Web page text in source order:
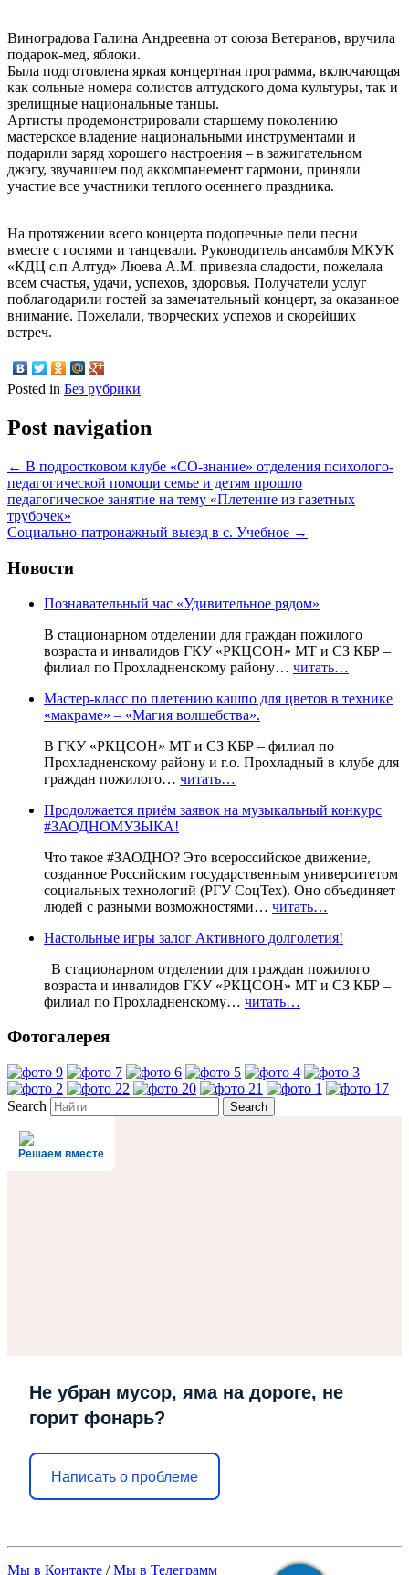
Виноградова Галина Андреевна от союза Ветеранов, вручила
подарок-мед, яблоки.
Была подготовлена яркая концертная программа, включающая
как сольные номера солистов алтудского дома культуры, так и
зрелищные национальные танцы.
Артисты продемонстрировали старшему поколению
мастерское владение национальными инструментами и
подарили заряд хорошего настроения – в зажигательном
джэгу, звучавшем под аккомпанемент гармони, приняли
участие все участники теплого осеннего праздника.
На протяжении всего концерта подопечные пели песни
вместе с гостями и танцевали. Руководитель ансамбля МКУК
«КДЦ с.п Алтуд» Люева А.М. привезла сладости, пожелала
всем счастья, удачи, успехов, здоровья. Получатели услуг
поблагодарили гостей за замечательный концерт, за оказанное
внимание. Пожелали, творческих успехов и скорейших
встреч.
Posted in Без рубрики
Post navigation
← В подростковом клубе «СО-знание» отделения психолого-
педагогической помощи семье и детям прошло
педагогическое занятие на тему «Плетение из газетных
трубочек»
Социально-патронажный выезд в с. Учебное →
Новости
Познавательный час «Удивительное рядом»
В стационарном отделении для граждан пожилого
возраста и инвалидов ГКУ «РКЦСОН» МТ и СЗ КБР –
филиал по Прохладненскому району… читать…
Мастер-класс по плетению кашпо для цветов в технике
«макраме» – «Магия волшебства».
В ГКУ «РКЦСОН» МТ и СЗ КБР – филиал по
Прохладненскому району и г.о. Прохладный в клубе для
граждан пожилого… читать…
Продолжается приём заявок на музыкальный конкурс
#ЗАОДНОМУЗЫКА!
Что такое #ЗАОДНО? Это всероссийское движение,
созданное Российским государственным университетом
социальных технологий (РГУ СоцТех). Оно объединяет
людей с разными возможностями… читать…
Настольные игры залог Активного долголетия!
В стационарном отделении для граждан пожилого
возраста и инвалидов ГКУ «РКЦСОН» МТ и СЗ КБР –
филиал по Прохладненскому… читать…
Фотогалерея
Search
Решаем вместе
Не убран мусор, яма на дороге, не
горит фонарь?
Написать о проблеме
Мы в Контакте /Мы в Телеграмм